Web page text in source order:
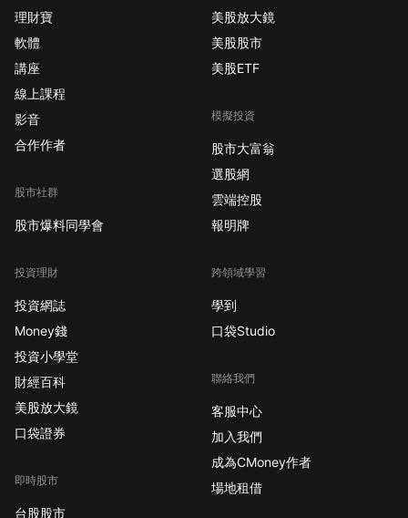
理財寶
軟體
講座
線上課程
影音
合作作者
股市社群
股市爆料同學會
投資理財
投資網誌
Money錢
投資小學堂
財經百科
美股放大鏡
口袋證券
即時股市
台股股市
美股放大鏡
美股股市
美股ETF
模擬投資
股市大富翁
選股網
雲端控股
報明牌
跨領域學習
學到
口袋Studio
聯絡我們
客服中心
加入我們
成為CMoney作者
場地租借